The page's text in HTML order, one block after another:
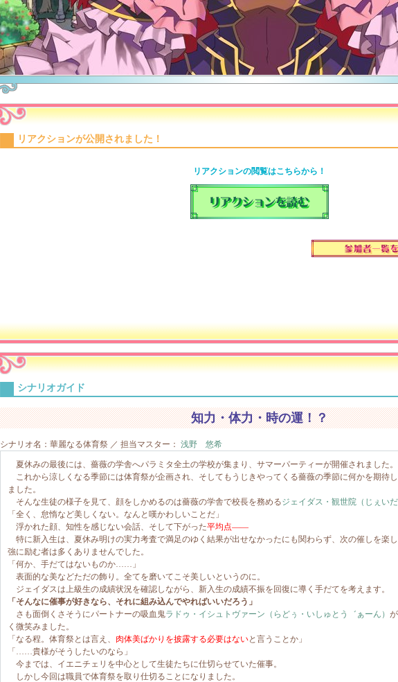
リアクションが公開されました！
リアクションの閲覧はこちらから！
シナリオガイド
知力・体力・時の運！？
シナリオ名：華麗なる体育祭 ／ 担当マスター： 浅野 悠希
夏休みの最後には、薔薇の学舎へパラミタ全土の学校が集まり、サマーパーティーが開催されました。
これから涼しくなる季節には体育祭が企画され、そしてもうじきやってくる薔薇の季節に何かを期待
ました。
そんな生徒の様子を見て、顔をしかめるのは薔薇の学舎で校長を務めるジェイダス・観世院（じぇい
「全く、怠惰など美しくない。なんと嘆かわしいことだ」
浮かれた顔、知性を感じない会話、そして下がった平均点――
特に新入生は、夏休み明けの実力考査で満足のゆく結果が出せなかったにも関わらず、次の催しを楽
強に励む者は多くありませんでした。
「何か、手だてはないものか……」
表面的な美などただの飾り。全てを磨いてこそ美しいというのに。
ジェイダスは上級生の成績状況を確認しながら、新入生の成績不振を回復に導く手だてを考えます。
「そんなに催事が好きなら、それに組み込んでやればいいだろう」
さも面倒くさそうにパートナーの吸血鬼ラドゥ・イシュトヴァーン（らどぅ・いしゅとう゛ぁーん）
く微笑みました。
「なる程。体育祭とは言え、 肉体美ばかりを披露する必要はないと言うことか」
「……貴様がそうしたいのなら」
今までは、イエニチェリを中心として生徒たちに仕切らせていた催事。
しかし今回は職員で体育祭を取り仕切ることになりました。